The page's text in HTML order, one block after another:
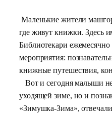
Маленькие жители
где живут книжки. Здесь
Библиотекари
мероприятия:
книжные путешествия,
Вот и сегодня малыши
уходящей зиме, но и
«Зимушка-Зима»,